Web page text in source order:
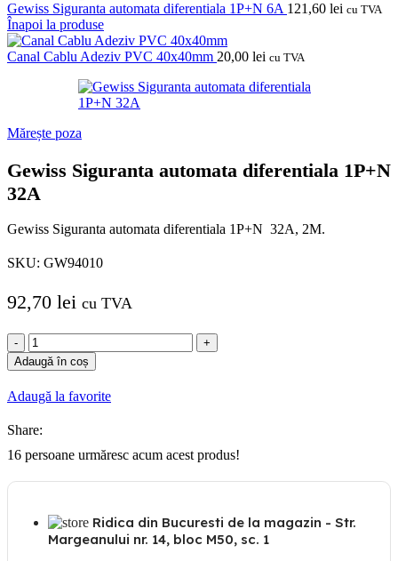
Gewiss Siguranta automata diferentiala 1P+N 6A 121,60 lei cu TVA
Înapoi la produse
Canal Cablu Adeziv PVC 40x40mm 20,00 lei cu TVA
Mărește poza
Gewiss Siguranta automata diferentiala 1P+N
32A
Gewiss Siguranta automata diferentiala 1P+N 32A, 2M.
SKU: GW94010
92,70 lei cu TVA
Cantitate
Gewiss
Siguranta
automata
diferentiala
32A
Adaugă în coș
Adaugă la favorite
Share:
16 persoane urmăresc acum acest produs!
Ridica din Bucuresti de la magazin - Str.
Margeanului nr. 14, bloc M50, sc. 1